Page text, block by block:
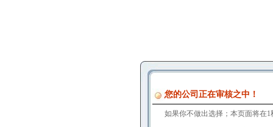
您的公司正在审核之中！
如果你不做出选择；本页面将在1